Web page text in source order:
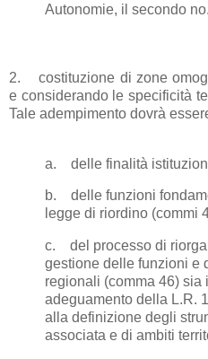
Autonomie, il secondo no.
2.
costituzione di zone
e considerando le specificità
Tale adempimento dovrà
a. delle finalità
b.
delle funzioni
legge di riordino (commi
c.
del processo di
gestione delle funzioni e
regionali (comma 46) sia
adeguamento della L.R.
alla definizione degli
associata e di ambiti